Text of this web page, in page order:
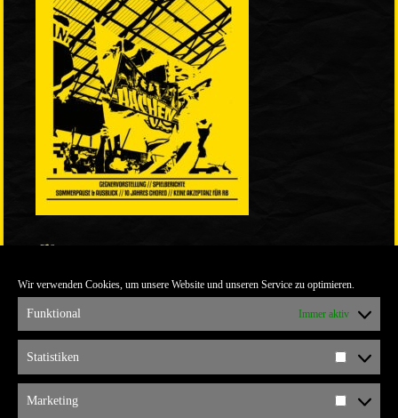
Wir verwenden Cookies, um unsere Website und unseren Service zu optimieren.
Funktional Immer aktiv
Statistiken
Marketing
ULTRABLOG DER YELLOW CONNECTION
ALEMANNIA VERKAUFT MAN NICHT
ARCHIV
ARCHIV